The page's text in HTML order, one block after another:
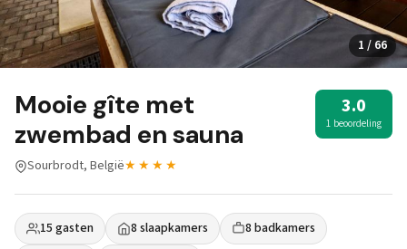
1 / 66
Mooie gîte met
zwembad en sauna
3.0
1 beoordeling
Sourbrodt, België★★★★
15 gasten 8 slaapkamers
8 badkamers